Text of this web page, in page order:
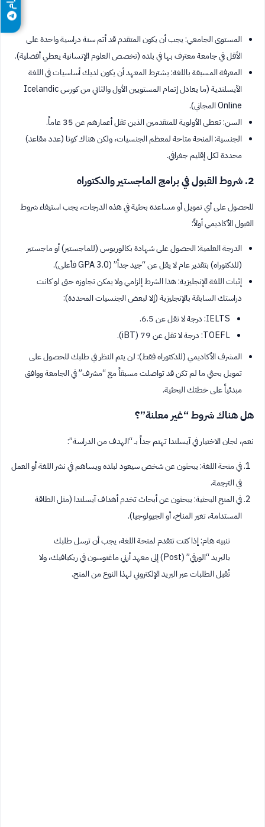
المستوى الجامعي: يجب أن يكون المتقدم قد أتم سنة دراسية واحدة على
الأقل في جامعة معترف بها في بلده (تخصص العلوم الإنسانية يعطي أفضلية).
المعرفة المسبقة باللغة: يشترط المعهد أن يكون لديك أساسيات في اللغة
الآيسلندية (ما يعادل إتمام المستويين الأول والثاني من كورس Icelandic
Online المجاني).
السن: تعطى الأولوية للمتقدمين الذين تقل أعمارهم عن 35 عاماً.
الجنسية: المنحة متاحة لمعظم الجنسيات، ولكن هناك كوتا (عدد مقاعد)
محددة لكل إقليم جغرافي.
2. شروط القبول في برامج الماجستير والدكتوراه
للحصول على أي تمويل أو مساعدة بحثية في هذه الدرجات، يجب استيفاء شروط
القبول الأكاديمي أولاً:
الدرجة العلمية: الحصول على شهادة بكالوريوس (للماجستير) أو ماجستير
(للدكتوراه) بتقدير عام لا يقل عن “جيد جداً” (GPA 3.0 فأعلى).
إثبات اللغة الإنجليزية: هذا الشرط إلزامي ولا يمكن تجاوزه حتى لو كانت
دراستك السابقة بالإنجليزية (إلا لبعض الجنسيات المحددة):
IELTS: درجة لا تقل عن 6.5.
TOEFL: درجة لا تقل عن 79 (iBT).
المشرف الأكاديمي (للدكتوراه فقط): لن يتم النظر في طلبك للحصول على
تمويل بحثي ما لم تكن قد تواصلت مسبقاً مع “مشرف” في الجامعة ووافق
مبدئياً على خطتك البحثية.
هل هناك شروط “غير معلنة”؟
نعم، لجان الاختيار في آيسلندا تهتم جداً بـ “الهدف من الدراسة”:
في منحة اللغة: يبحثون عن شخص سيعود لبلده ويساهم في نشر اللغة أو العمل
في الترجمة.
في المنح البحثية: يبحثون عن أبحاث تخدم أهداف آيسلندا (مثل الطاقة
المستدامة، تغير المناخ، أو الجيولوجيا).
تنبيه هام: إذا كنت تتقدم لمنحة اللغة، يجب أن ترسل طلبك
بالبريد “الورقي” (Post) إلى معهد أرني ماغنوسون في ريكيافيك، ولا
تُقبل الطلبات عبر البريد الإلكتروني لهذا النوع من المنح.